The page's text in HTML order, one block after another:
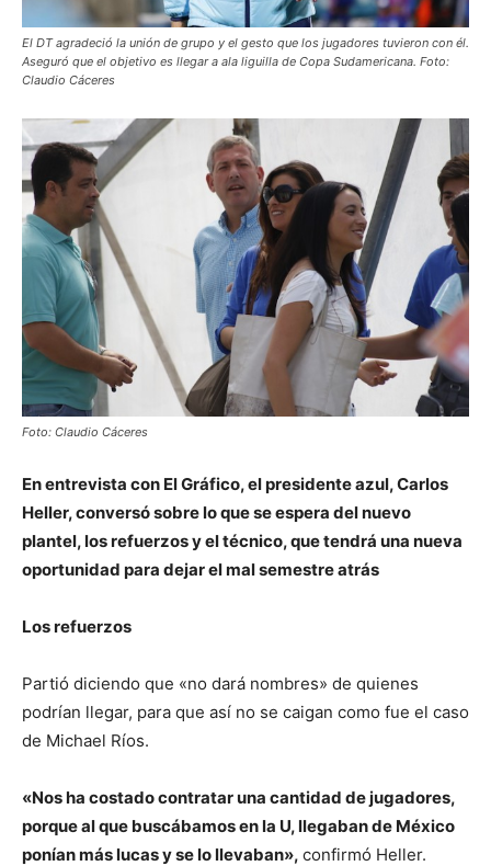
El DT agradeció la unión de grupo y el gesto que los jugadores tuvieron con él.
Aseguró que el objetivo es llegar a ala liguilla de Copa Sudamericana. Foto:
Claudio Cáceres
Foto: Claudio Cáceres
En entrevista con El Gráfico, el presidente azul, Carlos
Heller, conversó sobre lo que se espera del nuevo
plantel, los refuerzos y el técnico, que tendrá una nueva
oportunidad para dejar el mal semestre atrás
Los refuerzos
Partió diciendo que «no dará nombres» de quienes
podrían llegar, para que así no se caigan como fue el caso
de Michael Ríos.
«Nos ha costado contratar una cantidad de jugadores,
porque al que buscábamos en la U, llegaban de México
ponían más lucas y se lo llevaban», confirmó Heller.